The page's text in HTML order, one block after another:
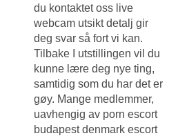
du kontaktet oss live
webcam utsikt detalj gir
deg svar så fort vi kan.
Tilbake I utstillingen vil du
kunne lære deg nye ting,
samtidig som du har det er
gøy. Mange medlemmer,
uavhengig av porn escort
budapest denmark escort